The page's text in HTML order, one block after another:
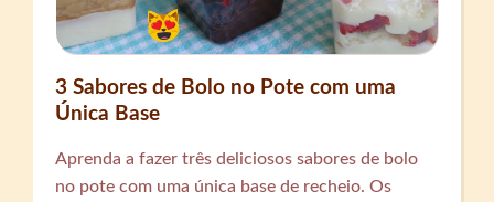
3 Sabores de Bolo no Pote com uma
Única Base
Aprenda a fazer três deliciosos sabores de bolo
no pote com uma única base de recheio. Os